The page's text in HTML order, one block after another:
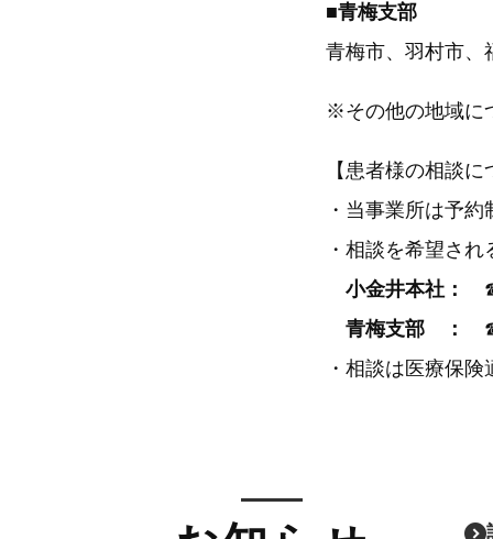
■青梅支部
青梅市、羽村市、
※その他の地域に
【患者様の相談に
・当事業所は予
・相談を希望さ
小金井本社：
青梅支部 ：
・相談は医療保